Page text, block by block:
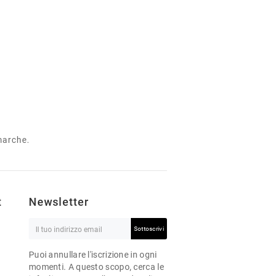
Newsletter
Sottoscrivi
Puoi annullare l'iscrizione in ogni
momenti. A questo scopo, cerca le